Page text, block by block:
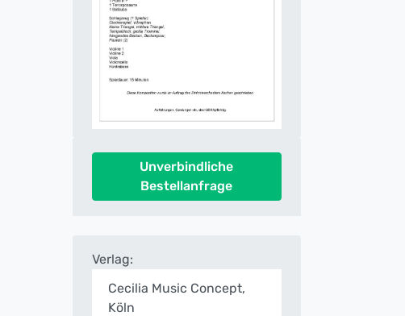
Unverbindliche
Bestellanfrage
Verlag:
Cecilia Music Concept,
Köln